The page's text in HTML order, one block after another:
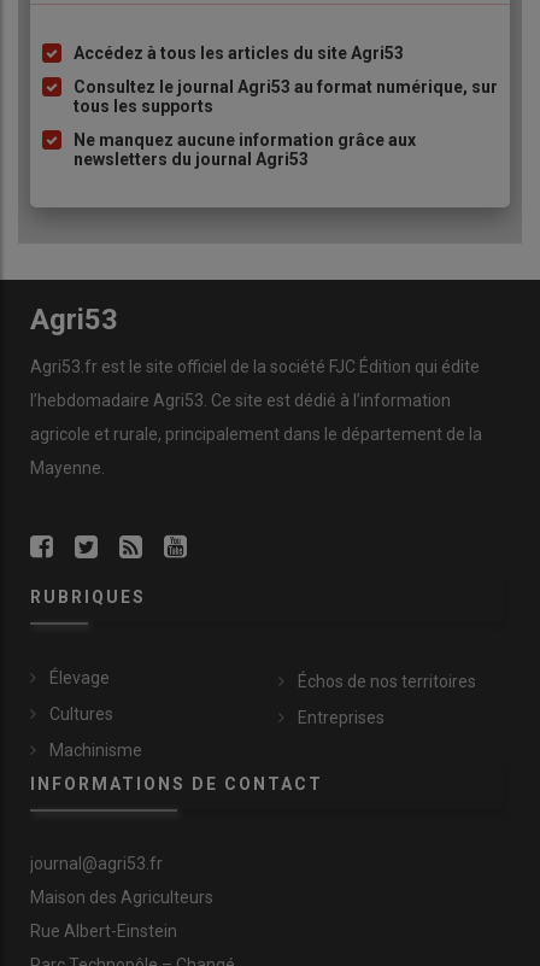
Liste
à
puce
Accédez à tous les articles du site Agri53
Consultez le journal Agri53 au format numérique, sur
tous les supports
Ne manquez aucune information grâce aux
newsletters du journal Agri53
Agri53
Agri53.fr est le site officiel de la société FJC Édition qui édite
l’hebdomadaire Agri53. Ce site est dédié à l’information
agricole et rurale, principalement dans le département de la
Mayenne.
RUBRIQUES
Élevage
Cultures
Machinisme
Échos de nos territoires
Entreprises
INFORMATIONS DE CONTACT
journal@agri53.fr
Maison des Agriculteurs
Rue Albert-Einstein